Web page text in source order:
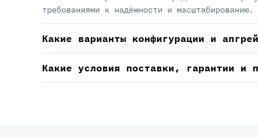
требованиями к надёжности и масштабированию.
Какие варианты конфигурации и
Какие условия поставки, гарантии и